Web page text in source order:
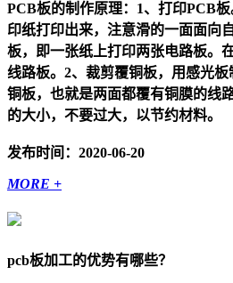
PCB板的制作原理：1、打印PCB
印纸打印出来，注意滑的一面面向
板，即一张纸上打印两张电路板。
线路板。2、裁剪覆铜板，用感光
铜板，也就是两面都覆有铜膜的线
的大小，不要过大，以节约材料。
发布时间：2020-06-20
MORE +
pcb板加工的优势有哪些？